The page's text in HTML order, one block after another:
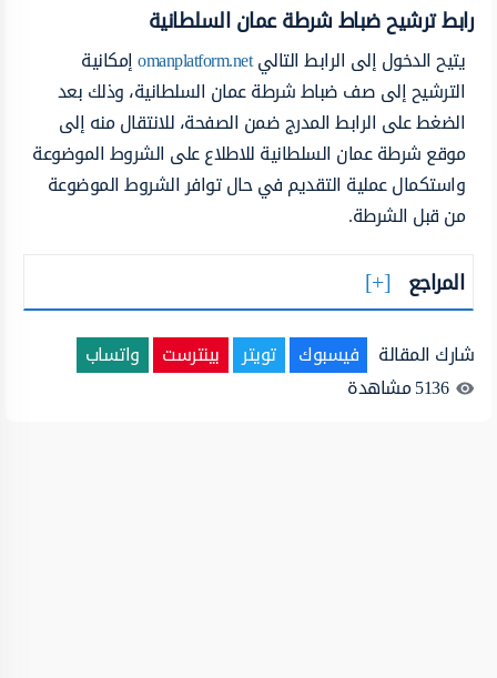
رابط ترشيح ضباط شرطة عمان السلطانية
يتيح الدخول إلى الرابط التاليomanplatform.netإمكانية
الترشيح إلى صف ضباط شرطة عمان السلطانية، وذلك بعد
الضغط على الرابط المدرج ضمن الصفحة، للانتقال منه إلى
موقع شرطة عمان السلطانية للاطلاع على الشروط الموضوعة
واستكمال عملية التقديم في حال توافر الشروط الموضوعة
من قبل الشرطة.
المراجع
شارك المقالة فيسبوك تويتر بينترست
واتساب
5136مشاهدة